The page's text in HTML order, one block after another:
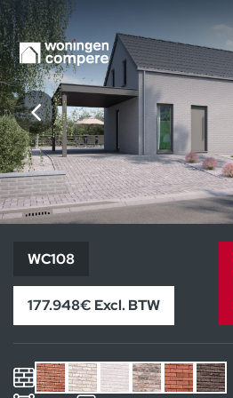
WC108
WC108
177.948€ Excl. BTW